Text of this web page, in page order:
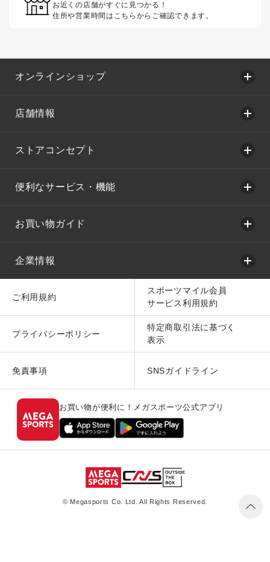
お近くの店舗がすぐに見つかる！
住所や営業時間はこちらからご確認できます。
オンラインショップ
店舗情報
ストアコンセプト
便利なサービス・機能
お買い物ガイド
企業情報
ご利用規約
スポーツマイル会員
サービス利用規約
プライバシーポリシー
特定商取引法に基づく
表示
免責事項 SNSガイドライン
お買い物が便利に！メガスポーツ公式アプリ
© Megasports Co. Ltd. All Rights Reserved.